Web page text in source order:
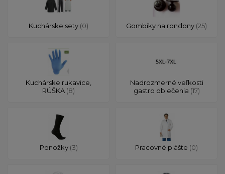
Kuchárske sety (0) Gombíky na rondony (25)
Kuchárske rukavice,
RÚŠKA (8)
Nadrozmerné veľkosti
gastro oblečenia (17)
Ponožky (3) Pracovné plášte (0)